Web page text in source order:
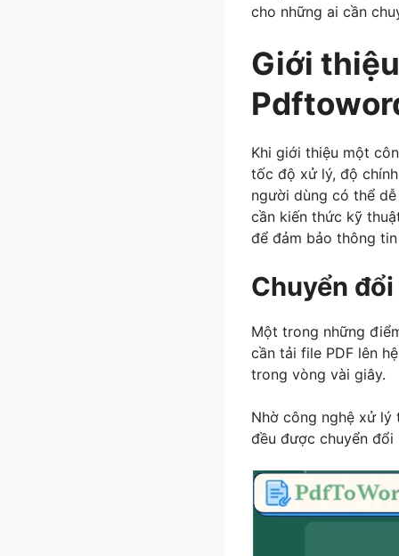
cho những ai cần
Giới
Khi giới thiệu một
tốc độ xử lý, độ
người dùng có thể
cần kiến thức kỹ
để đảm bảo thông
Chuyển
Một trong những
cần tải file PDF lên
trong vòng vài giây.
Nhờ công nghệ xử lý
đều được chuyển